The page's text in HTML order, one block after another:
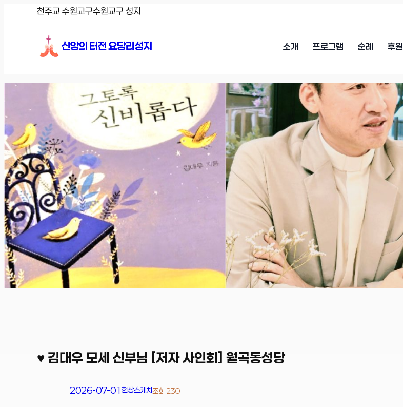
천주교 수원교구수원교구 성지
신앙의 터전 요당리성지 소개 프로그램 순례 후원
♥ 김대우 모세 신부님 [저자 사인회] 월곡동성당
2026-07-01 현장스케치조회 230